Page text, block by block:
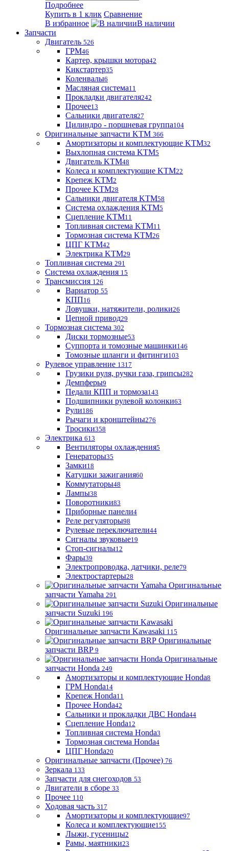
Подробнее
Купить в 1 клик Сравнение
В избранное
В наличии
Запчасти
Двигатель 526
ГРМ46
Картер, крышки мотора42
Кикстартер35
Коленвалы6
Масляная система11
Прокладки двигателя242
Прочее13
Сальники двигателя27
Цилиндро - поршневая группа104
Оригинальные запчасти KTM 366
Амортизаторы и комплектующие KTM32
Выхлопная система KTM5
Двигатель KTM48
Колеса и комплектующие KTM22
Крепеж KTM2
Прочее KTM28
Сальники двигателя KTM58
Система охлаждения KTM5
Сцепление KTM11
Топливная система KTM11
Тормозная система KTM26
ЦПГ KTM42
Электрика KTM29
Топливная система 291
Система охлаждения 15
Трансмиссия 126
Вариатор 55
КПП16
Ловушки, натяжители, ролики26
Цепной привод29
Тормозная система 302
Диски тормозные53
Суппорта и томозные машинки146
Томозные шланги и фитинги103
Рулевое управление 1317
Грузики руля, ручки газа, грипсы282
Демпферы9
Педали КПП и тормоза143
Подшипники рулевой колонки63
Рули186
Рычаги и кронштейны276
Тросики358
Электрика 613
Вентиляторы охлаждения5
Генераторы35
Замки18
Катушки зажигания60
Коммутаторы48
Лампы38
Поворотники83
Приборные панели4
Реле регуляторы98
Рулевые переключатели44
Сигналы звуковые19
Стоп-сигналы12
Фары39
Электропроводка, датчики, реле79
Электростартеры28
Оригинальные
запчасти Yamaha 291
Оригинальные
запчасти Suzuki 196
Оригинальные запчасти Kawasaki 115
Оригинальные
запчасти BRP 9
Оригинальные
запчасти Honda 249
Амортизаторы и комплектующие Honda8
ГРМ Honda14
Крепеж Honda11
Прочее Honda42
Сальники и прокладки ДВС Honda44
Сцепление Honda12
Топливная система Honda3
Тормозная система Honda4
ЦПГ Honda20
Оригинальные запчасти (Прочее) 76
Зеркала 133
Запчасти для снегоходов 53
Двигатели в сборе 33
Прочее 110
Ходовая часть 317
Амортизаторы и комплектующие97
Колеса и комплектующие155
Лыжи, гусеницы2
Рамы, маятники23